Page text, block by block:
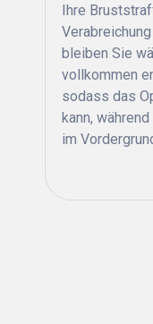
Ihre
bleiben Sie
vollkommen
sodass das
kann,
im